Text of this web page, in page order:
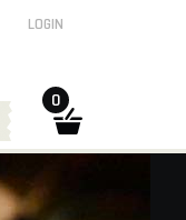
LOGIN
0